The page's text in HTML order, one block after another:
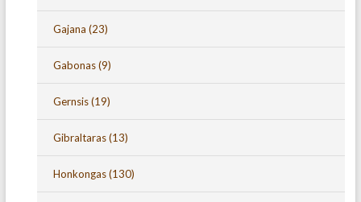
Gajana (23)
Gabonas(9)
Gernsis(19)
Gibraltaras(13)
Honkongas(130)